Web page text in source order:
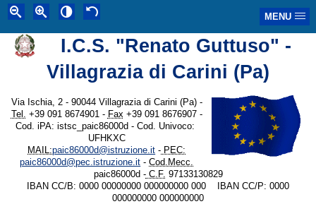
MENU
I.C.S. "Renato Guttuso" -
Villagrazia di Carini (Pa)
Via Ischia, 2 - 90044 Villagrazia di Carini (Pa) -
Tel.
+39 091 8674901 - Fax +39 091 8676907 -
Cod. iPA: istsc_paic86000d - Cod. Univoco:
UFHKXC
MAIL:paic86000d@istruzione.it - PEC:
paic86000d@pec.istruzione.it -Cod.Mecc.
paic86000d -C.F. 97133130829
IBAN CC/B: 0000 00000000 000000000 000 IBAN CC/P: 0000
000000000 000000000